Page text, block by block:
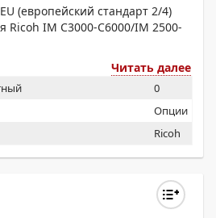
(европейский стандарт 2/4)
Ricoh IM C3000-C6000/IM 2500-
Читать далее
0
Опции
Ricoh